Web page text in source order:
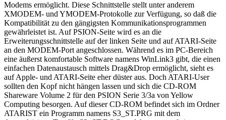
Modems ermöglicht. Diese Schnittstelle stellt unter anderem
XMODEM- und YMODEM-Protokolle zur Verfügung, so daß die
Kompatibilität zu den gängigsten Kommunikationsprogrammen
gewährleistet ist. Auf PSION-Seite wird es an die
Erweiterungsschnittstelle auf der linken Seite und auf ATARI-Seite
an den MODEM-Port angeschlossen. Während es im PC-Bereich
eine äußerst komfortable Software namens WinLink3 gibt, die einen
einfachen Datenaustausch mittels Drag&Drop ermöglicht, sieht es
auf Apple- und ATARI-Seite eher düster aus. Doch ATARI-User
sollten den Kopf nicht hängen lassen und sich die CD-ROM
Shareware Volume 2 für den PSION Serie 3/3a von Yellow
Computing besorgen. Auf dieser CD-ROM befindet sich im Ordner
ATARIST ein Programm namens S3_ST.PRG mit dem